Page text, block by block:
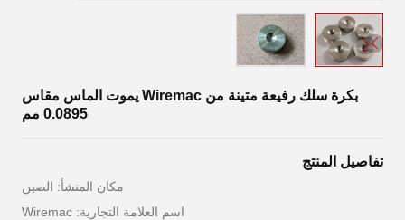
بكرة سلك رفيعة متينة من Wiremac يموت الماس مقاس
0.0895 مم
تفاصيل المنتج
مكان المنشأ: الصين
اسم العلامة التجارية: Wiremac